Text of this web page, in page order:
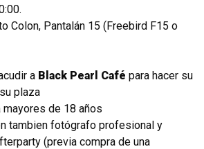
Colon, Pantalán 15 (Freebird F15 o
a Black Pearl Café para hacer su
plaza
de 18 años
tambien fotógrafo profesional y
(previa compra de una